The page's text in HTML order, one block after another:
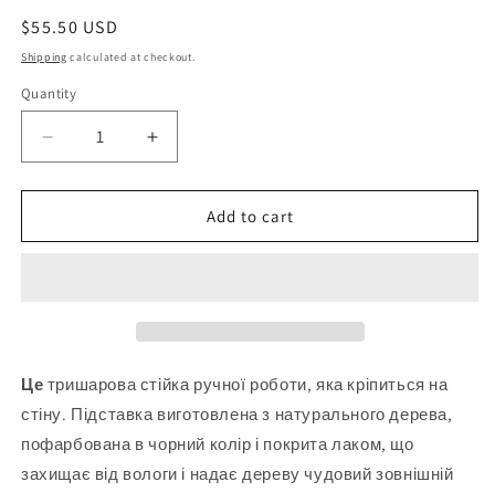
Regular
price
$55.50 USD
Shipping calculated at checkout.
Quantity
Quantity
Decrease
quantity
for
настінний
-
шари
-
ясен
Increase
quantity
for
Дерев&#39;яний
настінний
-
шари
-
ясен
Add to cart
Це тришарова стійка ручної роботи, яка кріпиться на
стіну. Підставка виготовлена ​​з натурального дерева,
пофарбована в чорний колір і покрита лаком, що
захищає від вологи і надає дереву чудовий зовнішній